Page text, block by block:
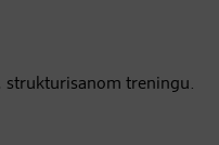
strukturisanom treningu.